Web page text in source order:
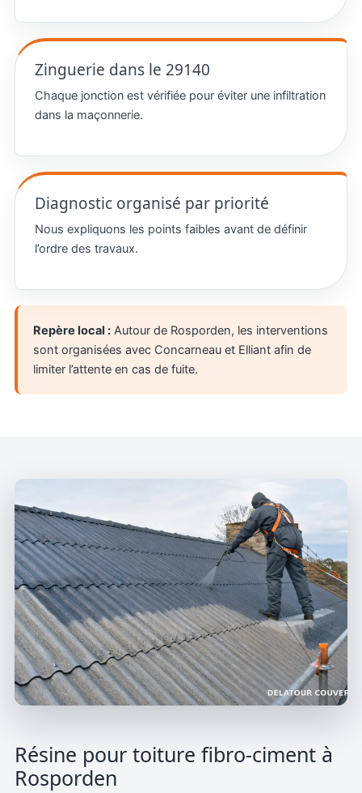
Zinguerie dans le 29140
Chaque jonction est vérifiée pour éviter une infiltration
dans la maçonnerie.
Diagnostic organisé par priorité
Nous expliquons les points faibles avant de définir
l’ordre des travaux.
Repère local :Autour de Rosporden, les interventions
sont organisées avec Concarneau et Elliant afin de
limiter l’attente en cas de fuite.
Résine pour toiture fibro-ciment à
Rosporden